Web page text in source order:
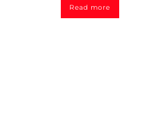
d
0
Read more